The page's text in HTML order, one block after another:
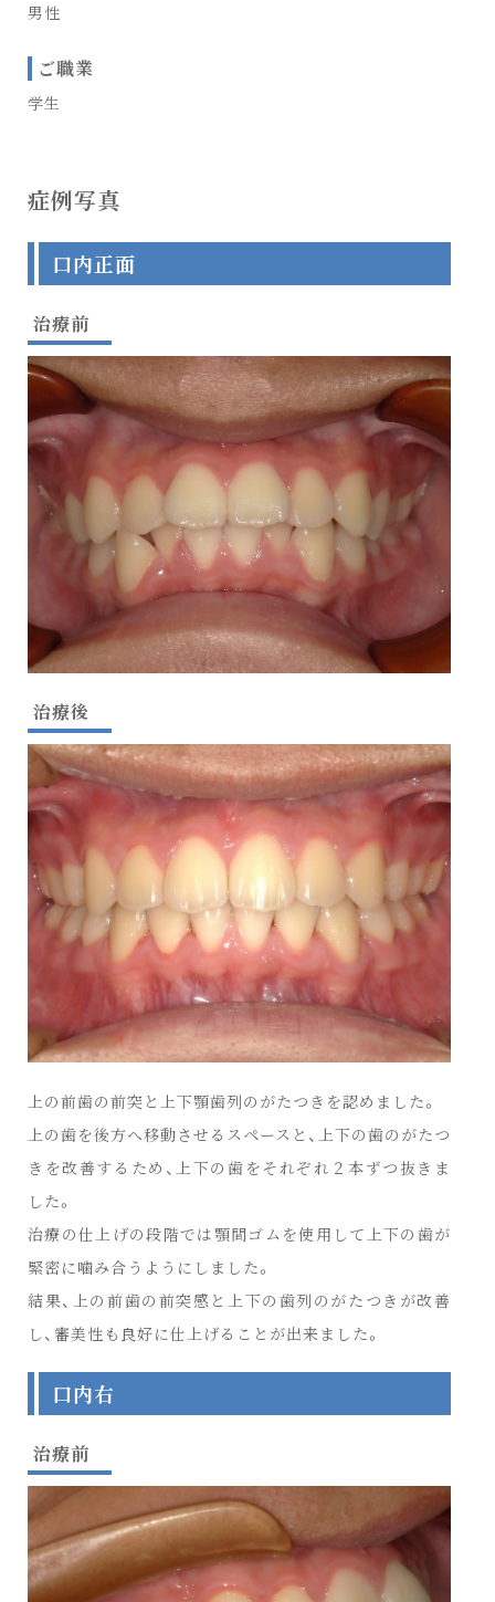
男性
ご職業
学生
症例写真
口内正面
治療前
治療後
上の前歯の前突と上下顎歯列のがたつきを認めました。
上の歯を後方へ移動させるスペースと、上下の歯のがたつ
きを改善するため、上下の歯をそれぞれ２本ずつ抜きま
した。
治療の仕上げの段階では顎間ゴムを使用して上下の歯が
緊密に噛み合うようにしました。
結果、上の前歯の前突感と上下の歯列のがたつきが改善
し、審美性も良好に仕上げることが出来ました。
口内右
治療前